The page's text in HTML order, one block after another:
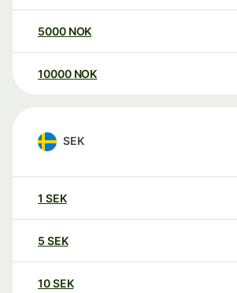
5000 NOK
10000 NOK
SEK
1 SEK
5 SEK
10SEK